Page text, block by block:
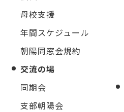
母校支援
年間スケジュール
朝陽同窓会規約
交流の場
同期会
支部朝陽会